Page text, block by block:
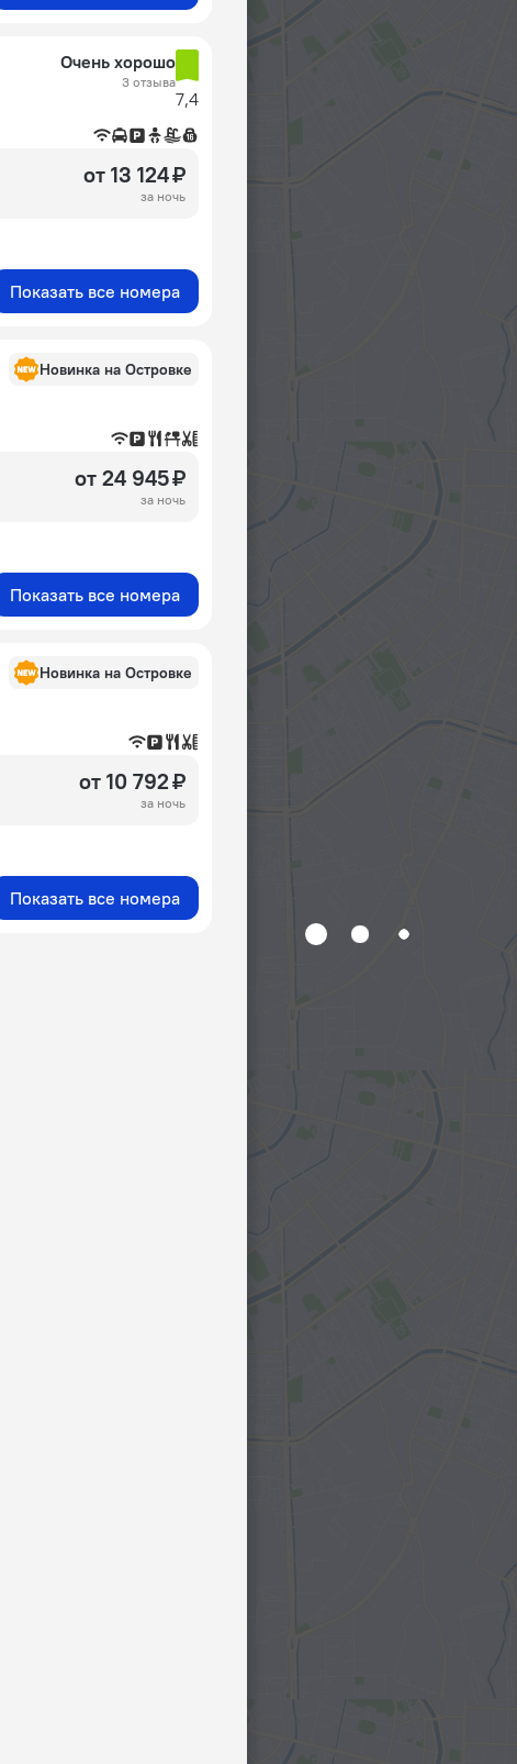
Очень хорошо
3 отзыва
7,4
от 13 124 ₽
за ночь
Показать все номера
Новинка на Островке
от 24 945 ₽
за ночь
Показать все номера
Новинка на Островке
от 10 792 ₽
за ночь
Показать все номера